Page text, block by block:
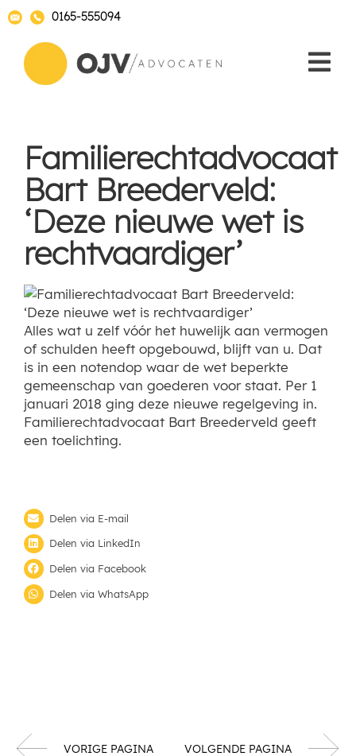
0165-555094
Familierechtadvocaat
Bart Breederveld:
‘Deze nieuwe wet is
rechtvaardiger’
Alles wat u zelf vóór het huwelijk aan vermogen
of schulden heeft opgebouwd, blijft van u. Dat
is in een notendop waar de wet beperkte
gemeenschap van goederen voor staat. Per 1
januari 2018 ging deze nieuwe regelgeving in.
Familierechtadvocaat Bart Breederveld geeft
een toelichting.
Delen via E-mail
Delen via LinkedIn
Delen via Facebook
Delen via WhatsApp
VORIGE PAGINA VOLGENDE PAGINA